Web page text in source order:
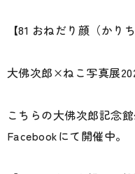
【81 おねだり顔（かり
大佛次郎×ねこ写真展
こちらの大佛次郎記念
Facebookにて開催中。